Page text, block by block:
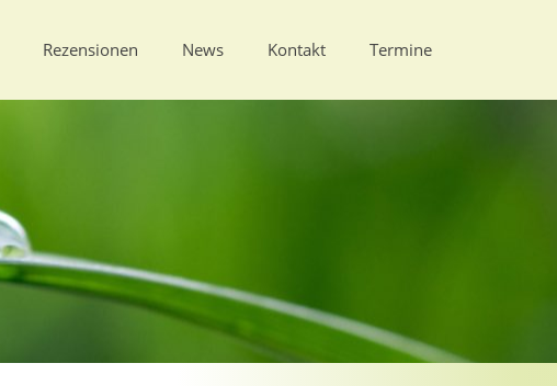
Rezensionen News Kontakt Termine